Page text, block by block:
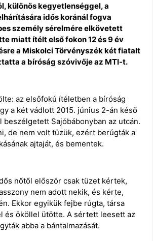
különös kegyetlenséggel, a
idős koránál fogva
személy sérelmére elkövetett
miatt ítélt első fokon 12 és 9 év
a Miskolci Törvényszék két fiatalt
a bíróság szóvivője az MTI-t.
az elsőfokú ítéletben a bíróság
a két vádlott 2015. június 2-án késő
Sajóbábonyban az utcán.
de nem volt tüzük, ezért berúgták a
ajtaját, és bementek.
nőtől először csak tüzet kértek,
nem adott nekik, és kérte,
Ekkor egyikük fejbe rúgta, társa
és ököllel ütötte. A sértett leesett az
abba a bántalmazását.